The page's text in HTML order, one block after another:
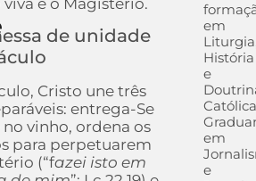
de unidade
Cristo une três
entrega-Se
no vinho, ordena os
para perpetuarem
(“fazei isto em
em
História
e
em
e